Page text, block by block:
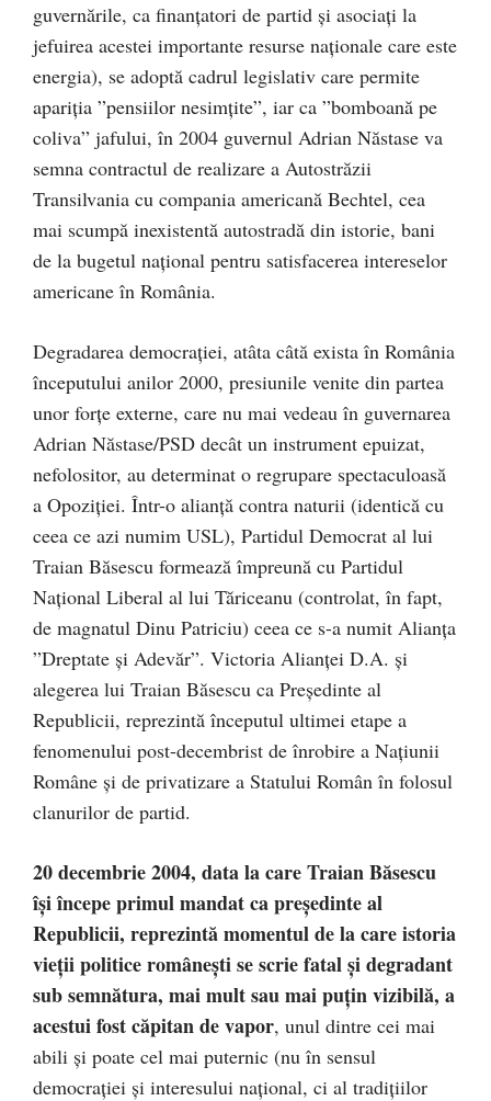
guvernările, ca finanţatori de partid şi asociaţi la
jefuirea acestei importante resurse naţionale care este
energia), se adoptă cadrul legislativ care permite
apariţia ”pensiilor nesimţite”, iar ca ”bomboană pe
coliva” jafului, în 2004 guvernul Adrian Năstase va
semna contractul de realizare a Autostrăzii
Transilvania cu compania americană Bechtel, cea
mai scumpă inexistentă autostradă din istorie, bani
de la bugetul naţional pentru satisfacerea intereselor
americane în România.
Degradarea democraţiei, atâta câtă exista în România
începutului anilor 2000, presiunile venite din partea
unor forţe externe, care nu mai vedeau în guvernarea
Adrian Năstase/PSD decât un instrument epuizat,
nefolositor, au determinat o regrupare spectaculoasă
a Opoziţiei. Într-o alianţă contra naturii (identică cu
ceea ce azi numim USL), Partidul Democrat al lui
Traian Băsescu formează împreună cu Partidul
Naţional Liberal al lui Tăriceanu (controlat, în fapt,
de magnatul Dinu Patriciu) ceea ce s-a numit Alianţa
”Dreptate şi Adevăr”. Victoria Alianţei D.A. şi
alegerea lui Traian Băsescu ca Preşedinte al
Republicii, reprezintă începutul ultimei etape a
fenomenului post-decembrist de înrobire a Naţiunii
Române şi de privatizare a Statului Român în folosul
clanurilor de partid.
20 decembrie 2004, data la care Traian Băsescu
îşi începe primul mandat ca preşedinte al
Republicii, reprezintă momentul de la care istoria
vieţii politice româneşti se scrie fatal şi degradant
sub semnătura, mai mult sau mai puţin vizibilă, a
acestui fost căpitan de vapor, unul dintre cei mai
abili şi poate cel mai puternic (nu în sensul
democraţiei şi interesului naţional, ci al tradiţiilor